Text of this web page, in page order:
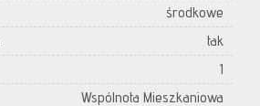
środkowe
tak
1
Wspólnota Mieszkaniowa